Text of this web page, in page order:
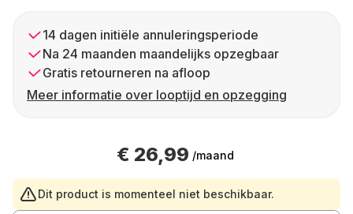
14 dagen initiële annuleringsperiode
Na 24 maanden maandelijks opzegbaar
Gratis retourneren na afloop
Meer informatie over looptijd en opzegging
€ 26,99 /maand
Dit product is momenteel niet beschikbaar.